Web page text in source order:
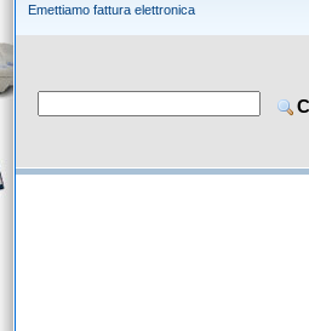
Emettiamo fattura elettronica